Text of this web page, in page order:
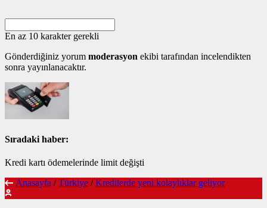
En az 10 karakter gerekli
Gönderdiğiniz yorum moderasyon ekibi tarafından incelendikten
sonra yayınlanacaktır.
Sıradaki haber:
Kredi kartı ödemelerinde limit değişti
Anasayfa / Türkiye / Kredilerde yeni kolaylıklar geliyor